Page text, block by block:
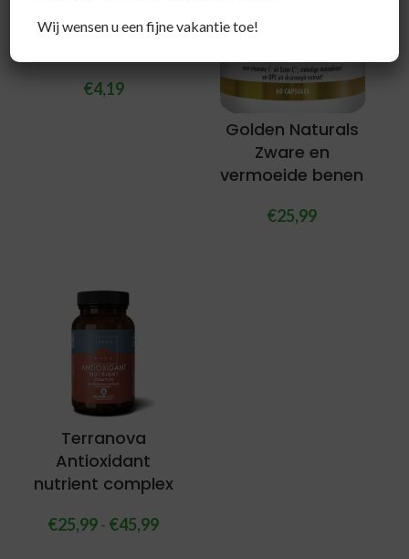
Ecover
€4,19
Golden Naturals
Zware en
vermoeide benen
€25,99
Terranova
Antioxidant
nutrient complex
€25,99- €45,99
Wij wensen u een fijne vakantie toe!